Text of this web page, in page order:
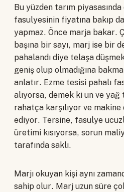
Bu yüzden tarım
fasulyesinin fiyatına bakıp
yapmaz. Önce marja bakar.
başına bir sayı, marj ise bir
pahalandı diye telaşa
geniş olup olmadığına
anlatır. Ezme tesisi pahalı
alıyorsa, demek ki un ve
rahatça karşılıyor ve
ediyor. Tersine, fasulye
üretimi kısıyorsa, sorun
tarafında saklı.
Marjı okuyan kişi aynı
sahip olur. Marj uzun süre